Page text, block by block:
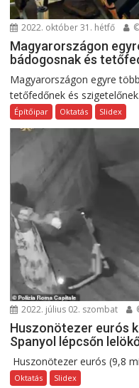
2022. október 31. hétfő
Magyarországon
bádogosnak és
Magyarországon egyre
tetőfedőnek és
Építőipar Oktatás Slidex
2022. július 02. szombat
Huszonötezer eurós
Spanyol lépcsőn
Huszonötezer eurós (9,8
Oktatás Slidex